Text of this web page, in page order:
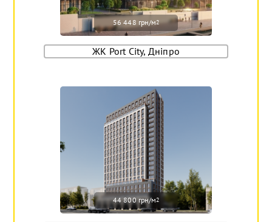
56 448 грн/м2
ЖК Port City, Дніпро
44 800 грн/м2